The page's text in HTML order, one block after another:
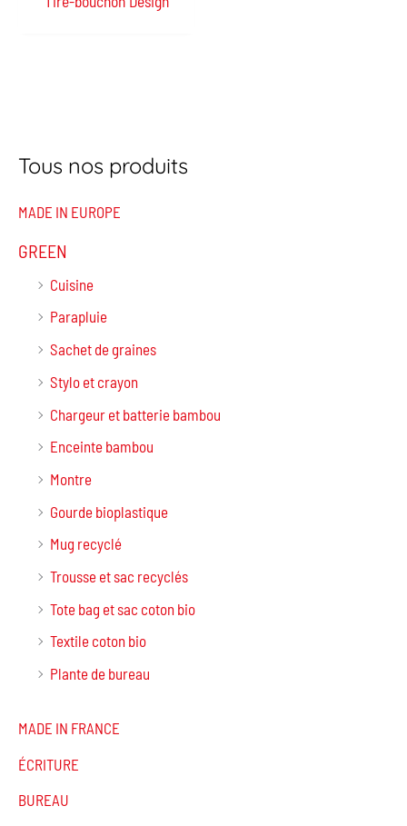
Tous nos produits
MADE IN EUROPE
GREEN
Cuisine
Parapluie
Sachet de graines
Stylo et crayon
Chargeur et batterie bambou
Enceinte bambou
Montre
Gourde bioplastique
Mug recyclé
Trousse et sac recyclés
Tote bag et sac coton bio
Textile coton bio
Plante de bureau
MADE IN FRANCE
ÉCRITURE
BUREAU